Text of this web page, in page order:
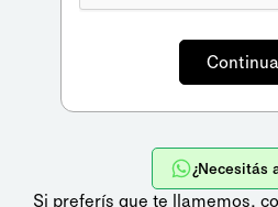
¿Necesitás
Si preferís que te llamemos,